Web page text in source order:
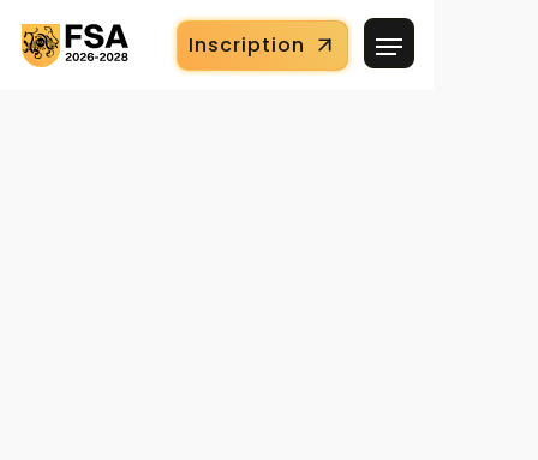
Inscription